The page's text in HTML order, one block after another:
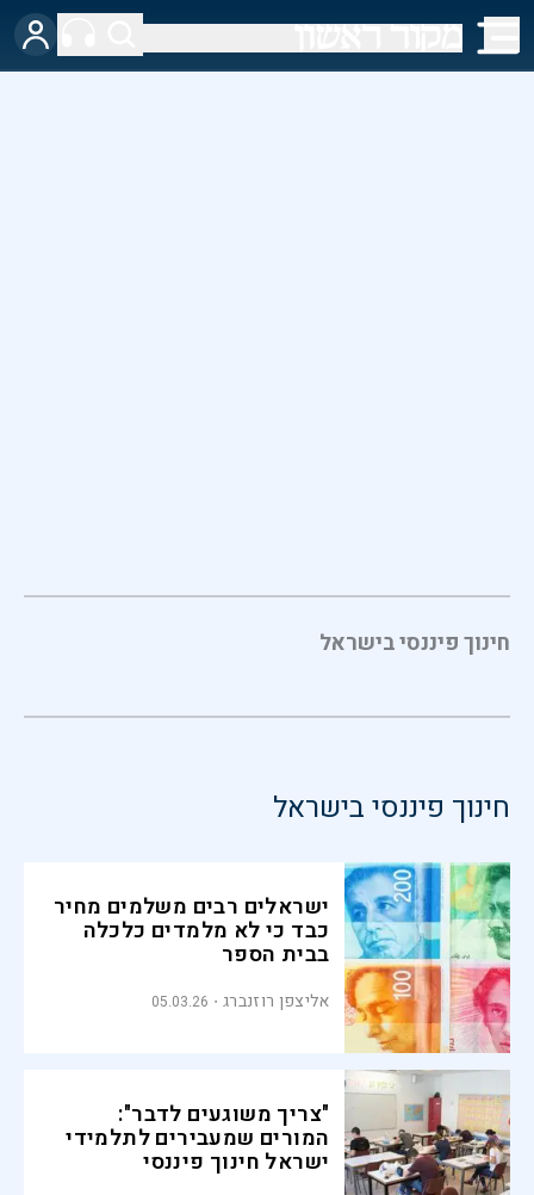
חינוך פיננסי בישראל
חינוך פיננסי בישראל
ישראלים רבים משלמים מחיר
כבד כי לא מלמדים כלכלה
בבית הספר
אליצפן רוזנברג 05.03.26
"צריך משוגעים לדבר":
המורים שמעבירים לתלמידי
ישראל חינוך פיננסי